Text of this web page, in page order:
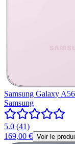
Samsung Galaxy
Samsung
5.0 (41)
169,00 € Voir le